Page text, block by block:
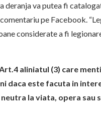
va putea fi
pe Facebook.
considerate a fi
aliniatul (3) care
daca este facuta in
la viata, opera sau